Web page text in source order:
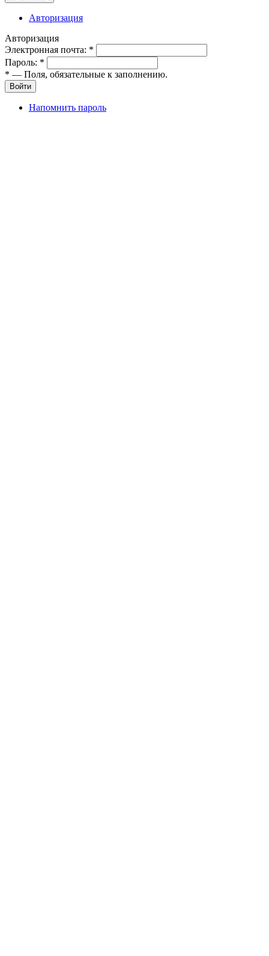
Авторизация
Авторизация
Электронная почта: *
Пароль: *
* — Поля, обязательные к заполнению.
Войти
Напомнить пароль